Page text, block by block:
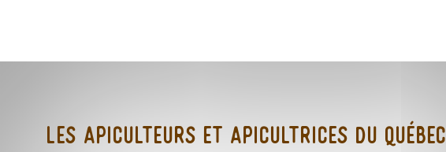
Les Apiculteurs et Apicultrices du Québec